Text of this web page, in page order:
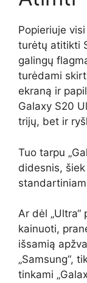
Popieriuje
turėtų atitikti
galingų
turėdami
ekraną ir
Galaxy S20
trijų, bet ir
Tuo tarpu
didesnis,
standartiniam
Ar dėl
kainuoti,
išsamią
„Samsung“,
tinkami